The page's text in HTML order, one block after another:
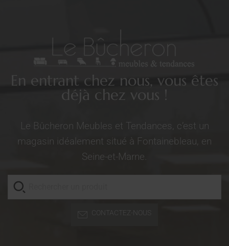
En entrant chez nous, vous êtes
déjà chez vous !
Le Bûcheron Meubles et Tendances, c’est un
magasin idéalement situé à Fontainebleau, en
Seine-et-Marne.
CONTACTEZ-NOUS